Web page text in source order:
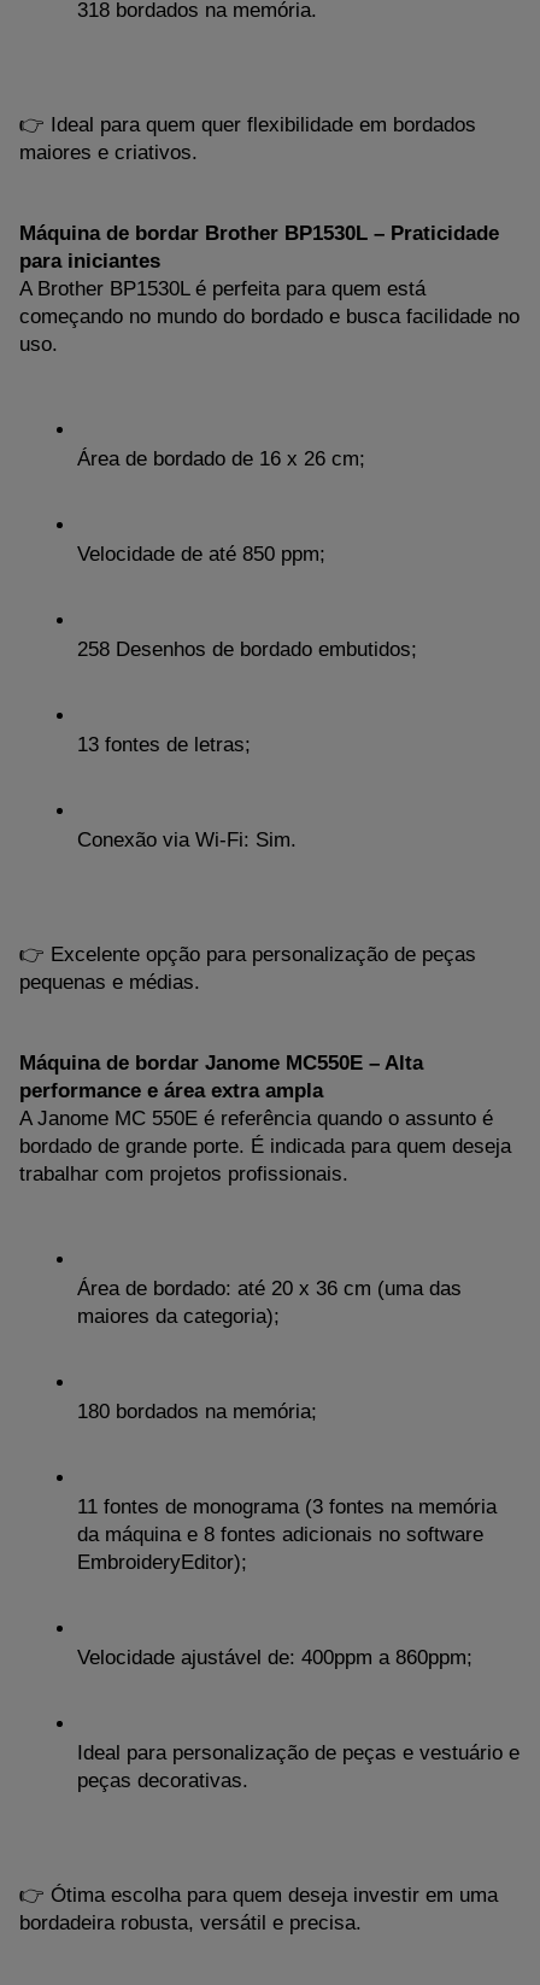
318 bordados na memória.
👉 Ideal para quem quer flexibilidade em bordados
maiores e criativos.
Máquina de bordar Brother BP1530L – Praticidade
para iniciantes
A Brother BP1530L é perfeita para quem está
começando no mundo do bordado e busca facilidade no
uso.
Área de bordado de 16 x 26 cm;
Velocidade de até 850 ppm;
258 Desenhos de bordado embutidos;
13 fontes de letras;
Conexão via Wi-Fi: Sim.
👉 Excelente opção para personalização de peças
pequenas e médias.
Máquina de bordar Janome MC550E – Alta
performance e área extra ampla
A Janome MC 550E é referência quando o assunto é
bordado de grande porte. É indicada para quem deseja
trabalhar com projetos profissionais.
Área de bordado: até 20 x 36 cm (uma das
maiores da categoria);
180 bordados na memória;
11 fontes de monograma (3 fontes na memória
da máquina e 8 fontes adicionais no software
EmbroideryEditor);
Velocidade ajustável de: 400ppm a 860ppm;
Ideal para personalização de peças e vestuário e
peças decorativas.
👉 Ótima escolha para quem deseja investir em uma
bordadeira robusta, versátil e precisa.